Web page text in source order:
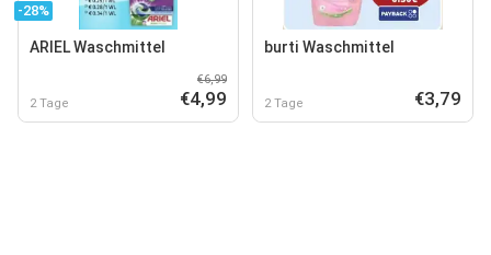
-28%
ARIEL Waschmittel
2 Tage
€6,99
€4,99
burti Waschmittel
2 Tage €3,79